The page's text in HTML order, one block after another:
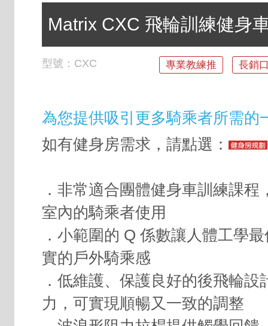
Matrix CXC 飛輪訓練健身
型號： CXC 專業教練推 長銷
為您提供吸引更多騎乘者所需的
如有健身房需求，請點選：
．非常適合團體健身車訓練課程
室內的騎乘者使用
．小範圍的 Q 係數讓人體工學
實的戶外騎乘感
．低維護、保護良好的後飛輪設
力，可實現順暢又一致的調整